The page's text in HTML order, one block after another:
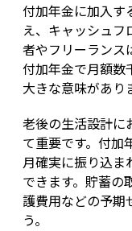
付加年金に加入す
え、キャッシュフ
者やフリーランス
付加年金で月額数
大きな意味があり
老後の生活設計に
て重要です。付加
月確実に振り込ま
できます。貯蓄の
護費用などの予期
う。